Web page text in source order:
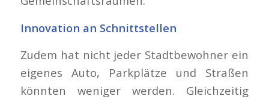
Innovation an Schnittstellen
Zudem hat nicht jeder Stadtbewohner ein
eigenes Auto, Parkplätze und Straßen
könnten weniger werden. Gleichzeitig